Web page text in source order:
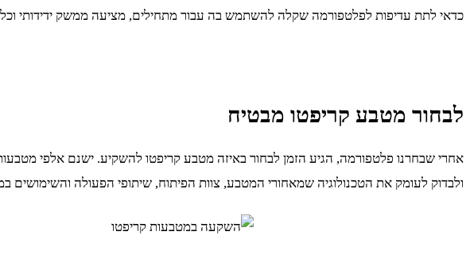
כדאי לתת עדיפות לפלטפורמה שקלה להשתמש בה עבור מתחילים, מציעה ממשק ידידותי
לבחור מטבע קריפטו מבטיח
אחרי שבחרנו פלטפורמה, הגיע הזמן לבחור באיזה מטבע קריפטו להשקיע. ישנם אלפי
ולבדוק לעומק את הטכנולוגיה שמאחורי המטבע, צוות הפיתוח, שיתופי הפעולה